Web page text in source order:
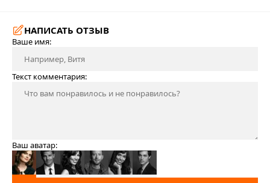
НАПИСАТЬ ОТЗЫВ
Ваше имя:
Текст комментария:
Ваш аватар: